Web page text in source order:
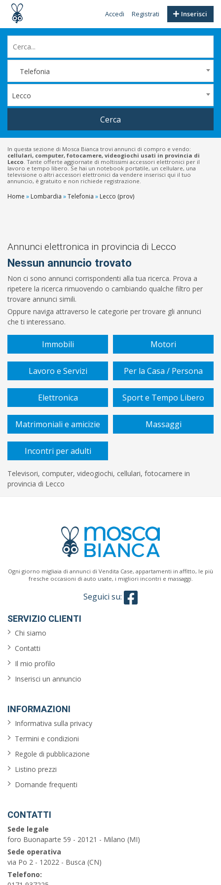
Inserisci
Accedi Registrati
Telefonia
Lecco
Cerca
In questa sezione di Mosca Bianca trovi annunci di compro e vendo:
cellulari, computer, fotocamere, videogiochi usati in provincia di
Lecco. Tante offerte aggiornate di moltissimi accessori elettronici per il
lavoro e tempo libero. Se hai un notebook portatile, un cellulare, una
televisione o altri accessori elettronici da vendere inserisci qui il tuo
annuncio, è gratuito e non richiede registrazione.
A
€
Tipologia
Marca
Cerca
Home » Lombardia »Telefonia » Lecco (prov)
Annunci elettronica in provincia di Lecco
Nessun annuncio trovato
Non ci sono annunci corrispondenti alla tua ricerca. Prova a
ripetere la ricerca rimuovendo o cambiando qualche filtro per
trovare annunci simili.
Oppure naviga attraverso le categorie per trovare gli annunci
che ti interessano.
Immobili Motori
Lavoro e Servizi Per la Casa / Persona
Elettronica Sport e Tempo Libero
Matrimoniali e amicizie Massaggi
Incontri per adulti
Televisori, computer, videogiochi, cellulari, fotocamere in
provincia di Lecco
Ogni giorno migliaia di annunci di Vendita Case, appartamenti in affitto, le più
fresche occasioni di auto usate, i migliori incontri e massaggi.
Seguici su:
SERVIZIO CLIENTI
Chi siamo
Contatti
Il mio profilo
Inserisci un annuncio
INFORMAZIONI
Informativa sulla privacy
Termini e condizioni
Regole di pubblicazione
Listino prezzi
Domande frequenti
CONTATTI
Sede legale
foro Buonaparte 59 - 20121 - Milano (MI)
Sede operativa
via Po 2 - 12022 - Busca (CN)
Telefono: